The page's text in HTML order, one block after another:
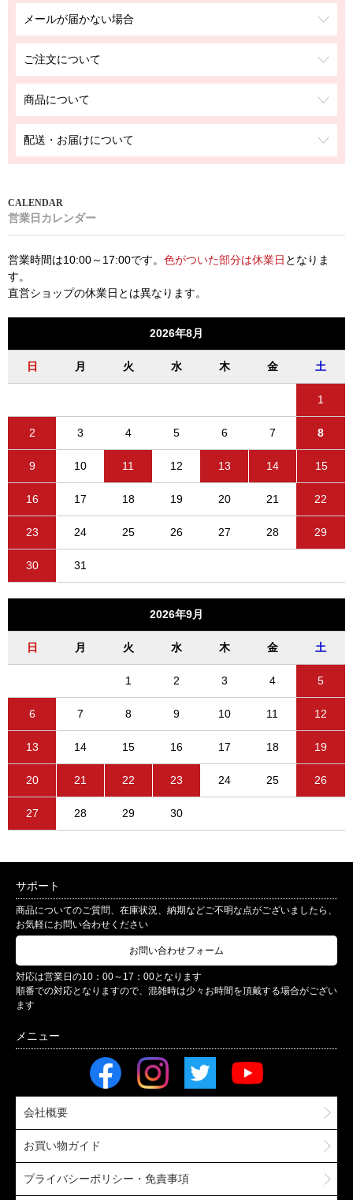
メールが届かない場合
ご注文について
商品について
配送・お届けについて
営業日カレンダー
営業時間は10:00～17:00です。 色がついた部分は休業日 となりま
す。
直営ショップの休業日とは異なります。
2026年8月
日 月 火 水 木 金 土
1
2 3 4 5 6 7 8
9 10 11 12 13 14 15
16 17 18 19 20 21 22
23 24 25 26 27 28 29
30 31
2026年9月
日 月 火 水 木 金 土
1 2 3 4 5
6 7 8 9 10 11 12
13 14 15 16 17 18 19
20 21 22 23 24 25 26
27 28 29 30
サポート
商品についてのご質問、在庫状況、納期などご不明な点がございましたら、
お気軽にお問い合わせください
お問い合わせフォーム
対応は営業日の10：00～17：00となります
順番での対応となりますので、混雑時は少々お時間を頂戴する場合がござい
ます
会社概要
お買い物ガイド
プライバシーポリシー・免責事項